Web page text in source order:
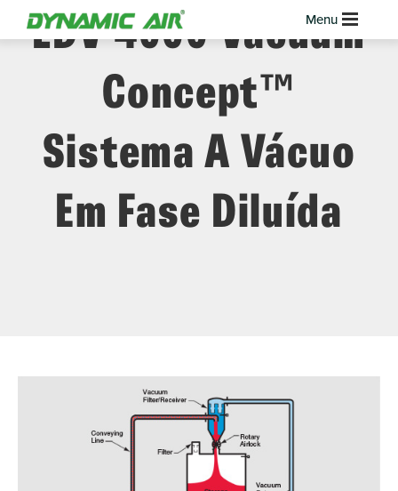
LDV 4000 Vacuum
Concept™
Sistema A Vácuo
Em Fase Diluída